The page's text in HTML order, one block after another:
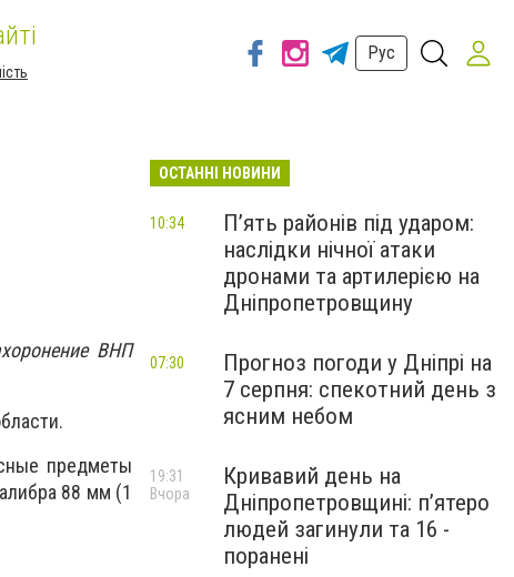
Рус
ВНП
предметы
88 мм (1
ОСТАННІ НОВИНИ
П’ять районів під ударом:
наслідки нічної атаки
дронами та артилерією на
Дніпропетровщину
10:34
Прогноз погоди у Дніпрі на
7 серпня: спекотний день з
ясним небом
07:30
Кривавий день на
Дніпропетровщині: п’ятеро
людей загинули та 16 -
поранені
19:31
Вчора